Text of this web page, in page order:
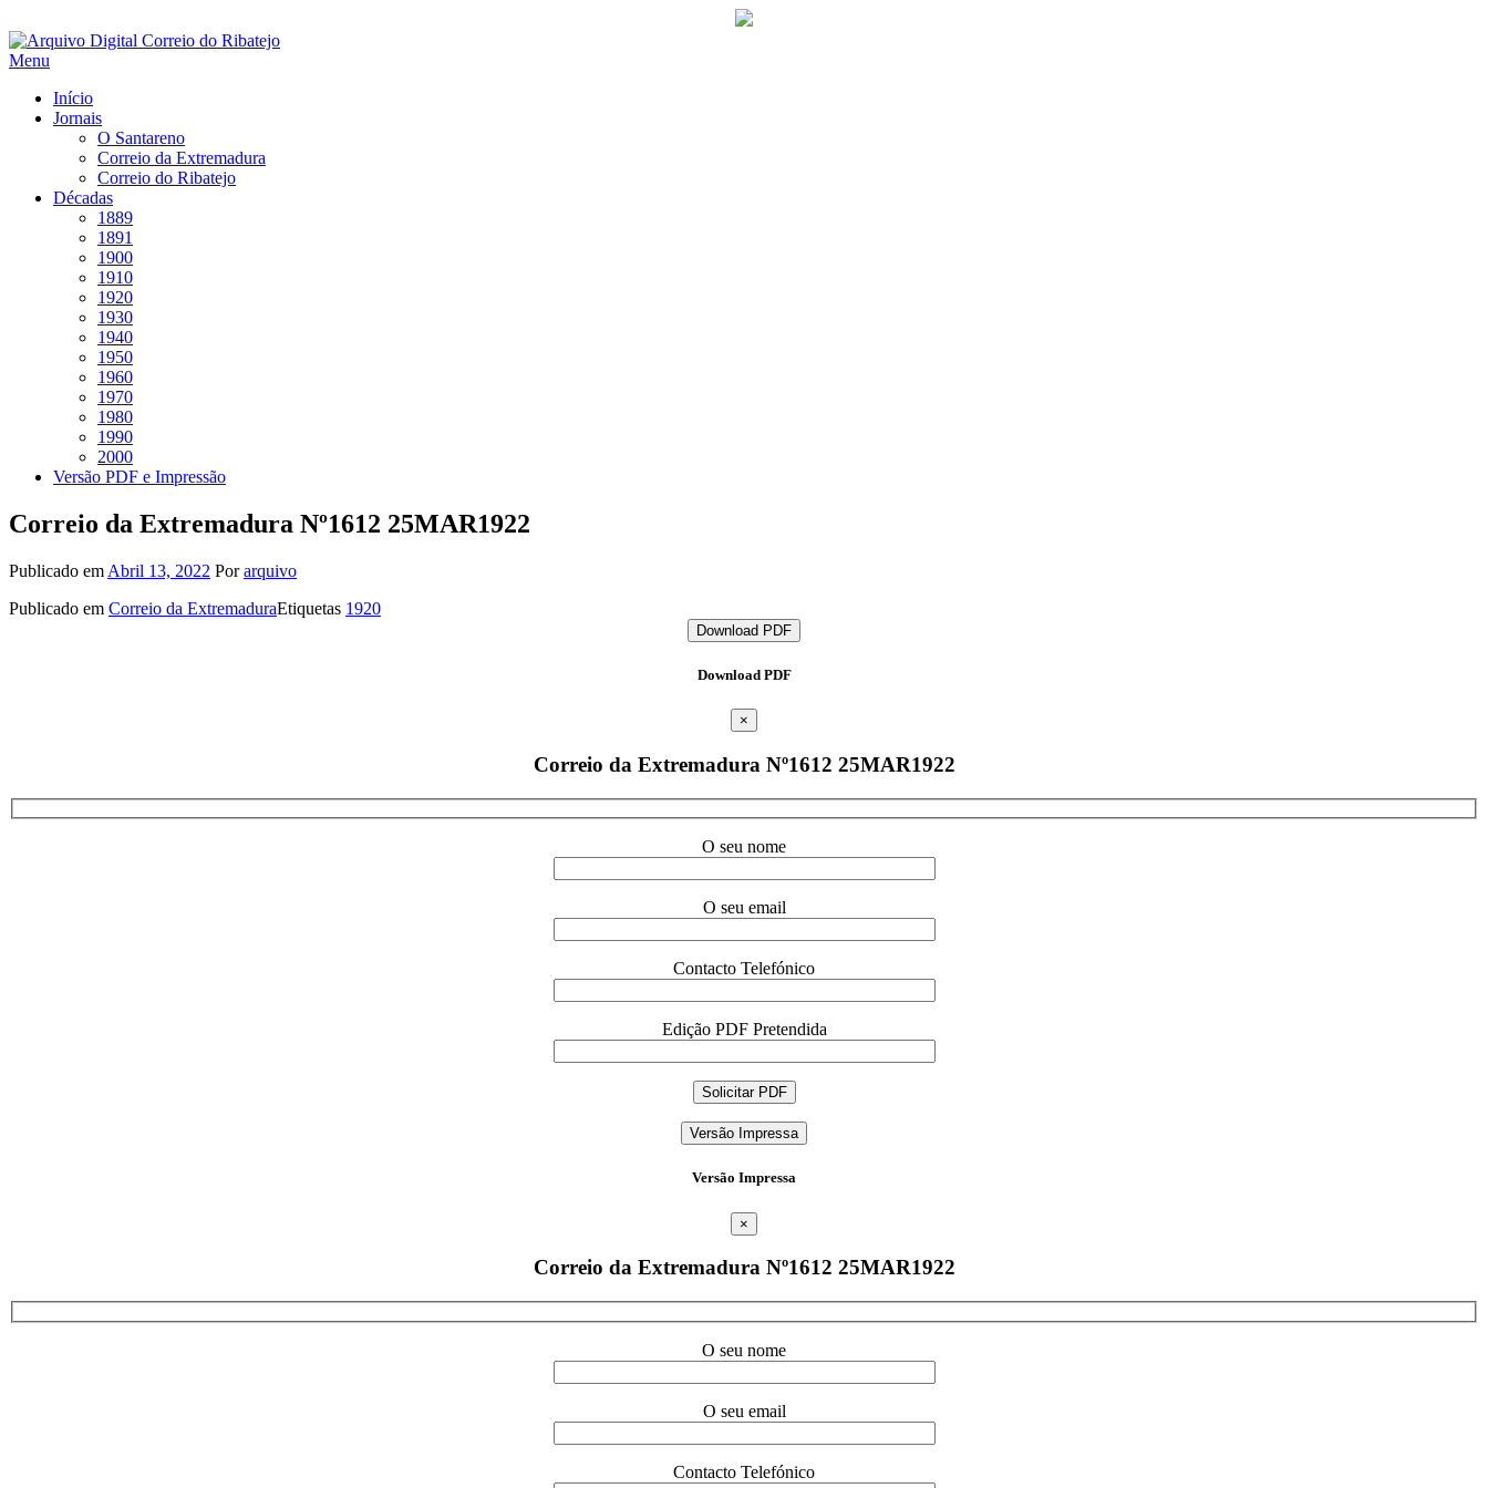
Saltar
para
Menu
Início
Jornais
O Santareno
Correio da Extremadura
Correio do Ribatejo
Décadas
1889
1891
1900
1910
1920
1930
1940
1950
1960
1970
1980
1990
2000
Versão PDF e Impressão
Correio da Extremadura Nº1612 25MAR1922
Publicado em Abril 13, 2022 Porarquivo
Publicado em Correio da ExtremaduraEtiquetas 1920
Download PDF
Download PDF
×
Correio da Extremadura Nº1612 25MAR1922
O seu nome
O seu email
Contacto Telefónico
Edição PDF Pretendida
Versão Impressa
Versão Impressa
×
Correio da Extremadura Nº1612 25MAR1922
O seu nome
O seu email
Contacto Telefónico